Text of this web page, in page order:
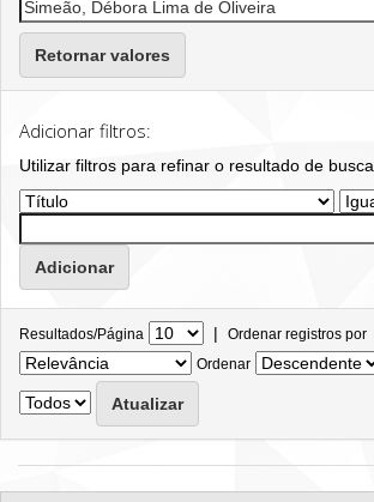
Retornar valores
Adicionar filtros:
Utilizar filtros para refinar o resultado de busca.
Resultados/Página | Ordenar registros por
Ordenar